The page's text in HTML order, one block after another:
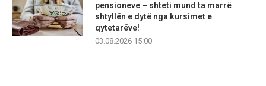
pensioneve – shteti mund ta marrë
shtyllën e dytë nga kursimet e
qytetarëve!
03.08.2026 15:00